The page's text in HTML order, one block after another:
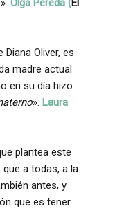
Olga Pereda (El
Diana Oliver, es
madre actual
en su día hizo
». Laura
plantea este
a todas, a la
antes, y
que es tener